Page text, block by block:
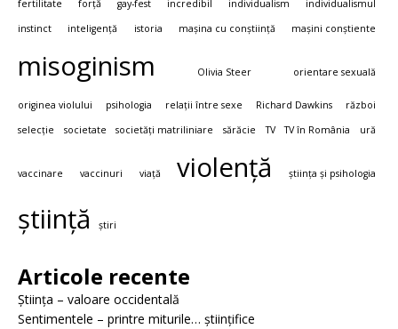
fertilitate
forță gay-fest incredibil individualism
individualismul
instinct
inteligență istoria mașina cu conștiință mașini conștiente
misoginism Olivia Steer orientare sexuală
originea violului psihologia relații între sexe Richard Dawkins
război
selecție
societate societăți matriliniare sărăcie TV TV în România ură
vaccinare vaccinuri viață violență știința și psihologia
știință știri
Articole recente
Știința – valoare occidentală
Sentimentele – printre miturile… științifice